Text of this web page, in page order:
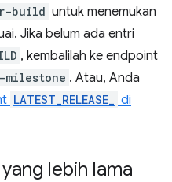
build untuk menemukan
Jika belum ada entri
, kembalilah ke endpoint
. Atau, Anda
LATEST_RELEASE_ di
lebih lama